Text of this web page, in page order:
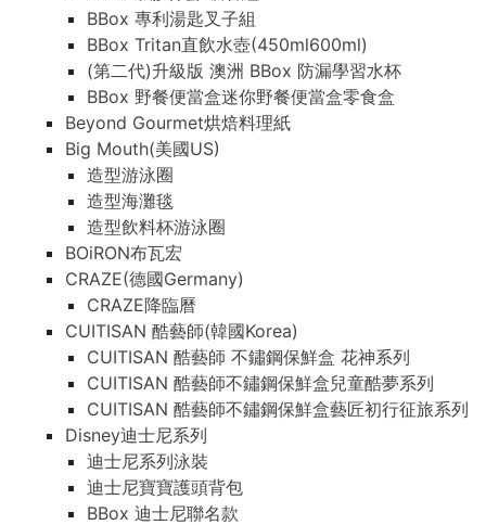
BBox 專利湯匙叉子組
BBox Tritan直飲水壺(450ml600ml)
(第二代)升級版 澳洲 BBox 防漏學習水杯
BBox 野餐便當盒迷你野餐便當盒零食盒
Beyond Gourmet烘焙料理紙
Big Mouth(美國US)
造型游泳圈
造型海灘毯
造型飲料杯游泳圈
BOiRON布瓦宏
CRAZE(德國Germany)
CRAZE降臨曆
CUITISAN 酷藝師(韓國Korea)
CUITISAN 酷藝師 不鏽鋼保鮮盒 花神系列
CUITISAN 酷藝師不鏽鋼保鮮盒兒童酷夢系列
CUITISAN 酷藝師不鏽鋼保鮮盒藝匠初行征旅系列
Disney迪士尼系列
迪士尼系列泳裝
迪士尼寶寶護頭背包
BBox 迪士尼聯名款